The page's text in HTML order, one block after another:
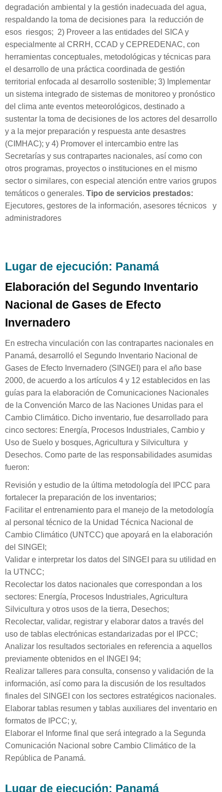
degradación ambiental y la gestión inadecuada del agua,
respaldando la toma de decisiones para la reducción de
esos riesgos; 2) Proveer a las entidades del SICA y
especialmente al CRRH, CCAD y CEPREDENAC, con
herramientas conceptuales, metodológicas y técnicas para
el desarrollo de una práctica coordinada de gestión
territorial enfocada al desarrollo sostenible; 3) Implementar
un sistema integrado de sistemas de monitoreo y pronóstico
del clima ante eventos meteorológicos, destinado a
sustentar la toma de decisiones de los actores del desarrollo
y a la mejor preparación y respuesta ante desastres
(CIMHAC); y 4) Promover el intercambio entre las
Secretarías y sus contrapartes nacionales, así como con
otros programas, proyectos o instituciones en el mismo
sector o similares, con especial atención entre varios grupos
temáticos o generales. Tipo de servicios prestados:
Ejecutores, gestores de la información, asesores técnicos y
administradores
Lugar de ejecución: Panamá
Elaboración del Segundo Inventario
Nacional de Gases de Efecto
Invernadero
En estrecha vinculación con las contrapartes nacionales en
Panamá, desarrolló el Segundo Inventario Nacional de
Gases de Efecto Invernadero (SINGEI) para el año base
2000, de acuerdo a los artículos 4 y 12 establecidos en las
guías para la elaboración de Comunicaciones Nacionales
de la Convención Marco de las Naciones Unidas para el
Cambio Climático. Dicho inventario, fue desarrollado para
cinco sectores: Energía, Procesos Industriales, Cambio y
Uso de Suelo y bosques, Agricultura y Silvicultura y
Desechos. Como parte de las responsabilidades asumidas
fueron:
Revisión y estudio de la última metodología del IPCC para
fortalecer la preparación de los inventarios;
Facilitar el entrenamiento para el manejo de la metodología
al personal técnico de la Unidad Técnica Nacional de
Cambio Climático (UNTCC) que apoyará en la elaboración
del SINGEI;
Validar e interpretar los datos del SINGEI para su utilidad en
la UTNCC;
Recolectar los datos nacionales que correspondan a los
sectores: Energía, Procesos Industriales, Agricultura
Silvicultura y otros usos de la tierra, Desechos;
Recolectar, validar, registrar y elaborar datos a través del
uso de tablas electrónicas estandarizadas por el IPCC;
Analizar los resultados sectoriales en referencia a aquellos
previamente obtenidos en el INGEI 94;
Realizar talleres para consulta, consenso y validación de la
información, así como para la discusión de los resultados
finales del SINGEI con los sectores estratégicos nacionales.
Elaborar tablas resumen y tablas auxiliares del inventario en
formatos de IPCC; y,
Elaborar el Informe final que será integrado a la Segunda
Comunicación Nacional sobre Cambio Climático de la
República de Panamá.
Lugar de ejecución: Panamá